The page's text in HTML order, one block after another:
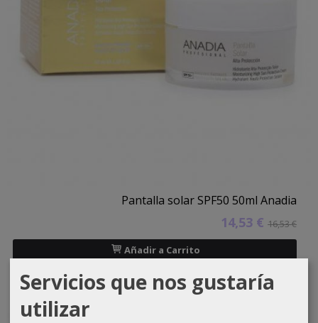
Pantalla solar SPF50 50ml Anadia
14,53 € 16,53 €
Añadir a Carrito
Servicios que nos gustaría
utilizar